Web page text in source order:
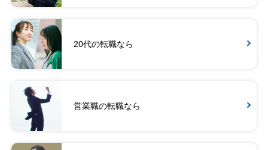
20代の転職なら
営業職の転職なら